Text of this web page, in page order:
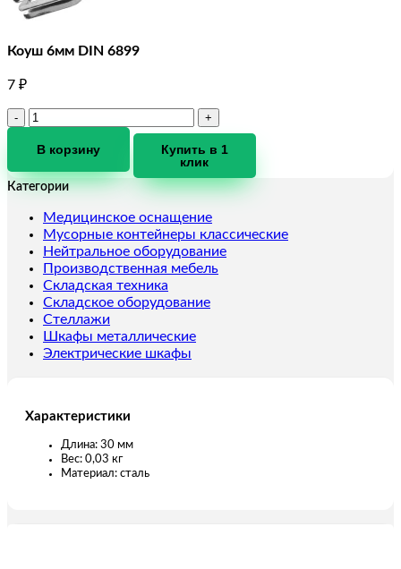
Коуш 6мм DIN 6899
7 ₽
Количество
Коуш
DIN
В корзину
Купить в 1
клик
Категории
Медицинское оснащение
Мусорные контейнеры классические
Нейтральное оборудование
Производственная мебель
Складская техника
Складское оборудование
Стеллажи
Шкафы металлические
Электрические шкафы
Характеристики
Длина: 30 мм
Вес: 0,03 кг
Материал: сталь